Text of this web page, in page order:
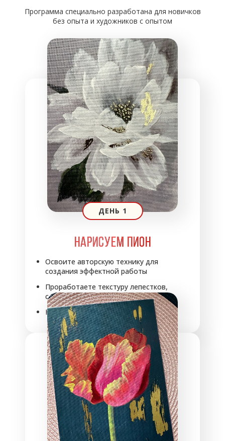
Программа специально разработана для новичков
без опыта и художников с опытом
ДЕНЬ 1
НАРИСУЕМ ПИОН
Освоите авторскую технику для
создания эффектной работы
Проработаете текстуру лепестков,
сделаем их тонкими и воздушными
Научитесь работать с золочением